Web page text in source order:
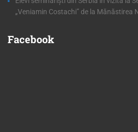
„Veniamin Costachi” de la Mănăstirea
Facebook